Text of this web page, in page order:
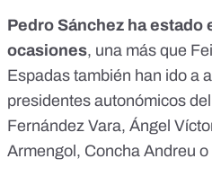
Pedro Sánchez ha
ocasiones, una más que
Espadas también han ido a
presidentes autonómicos
Fernández Vara, Ángel
Armengol, Concha Andreu o